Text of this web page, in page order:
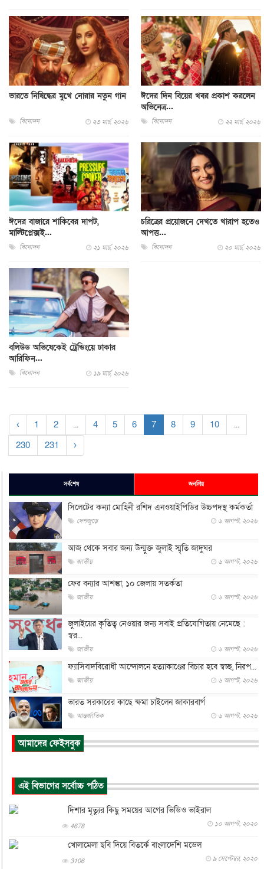
ভারতে নিষিদ্ধের মুখে নোরার নতুন গান
বিনোদন ২৩ মার্চ, ২০২৬
ঈদের দিন বিয়ের খবর প্রকাশ করলেন
অভিনেত্র...
বিনোদন ২২ মার্চ, ২০২৬
ঈদের বাজারে শাকিবের দাপট,
মাল্টিপ্লেক্সই...
বিনোদন ২১ মার্চ, ২০২৬
চরিত্রের প্রয়োজনে দেখতে খারাপ হতেও
আপত্ত...
বিনোদন ২০ মার্চ, ২০২৬
বলিউড অভিষেকেই ট্রেন্ডিংয়ে ঢাকার
আরিফিন...
বিনোদন ১৯ মার্চ, ২০২৬
‹ 1 2 ... 4 5 6 7 8 9 10
...
230
231 ›
সর্বশেষ জনপ্রিয়
সিলেটের কন্যা মোহিনী রশিদ এনওয়াইপিডির উচ্চপদস্থ কর্মকর্তা
দেশজুড়ে ৬ আগস্ট, ২০২৬
আজ থেকে সবার জন্য উন্মুক্ত জুলাই স্মৃতি জাদুঘর
জাতীয় ৬ আগস্ট, ২০২৬
ফের বন্যার আশঙ্কা, ১০ জেলায় সতর্কতা
জাতীয় ৬ আগস্ট, ২০২৬
জুলাইয়ের কৃতিত্ব নেওয়ার জন্য সবাই প্রতিযোগিতায় নেমেছে :
স্বর...
জাতীয় ৬ আগস্ট, ২০২৬
ফ্যাসিবাদবিরোধী আন্দোলনে হত্যাকাণ্ডের বিচার হবে স্বচ্ছ, নিরপ...
জাতীয় ৬ আগস্ট, ২০২৬
ভারত সরকারের কাছে ক্ষমা চাইলেন জাকারবার্গ
আন্তর্জাতিক ৬ আগস্ট, ২০২৬
আকাশে ট্রাম্পের হেলিকপ্টার ও যাত্রীবাহী বিমান মুখোমুখি, তদন্...
আন্তর্জাতিক
আন্তর্জাতিক ৬ আগস্ট, ২০২৬
যুক্তরাষ্ট্রে পারিবারিক সংঘাতে বন্দুক হামলা, নিহত ৩
আন্তর্জাতিক ৬ আগস্ট, ২০২৬
টি-টোয়েন্টি ইতিহাসের সর্বোচ্চ রানের মালিক এখন জস বাটলার
খেলাধুলা ৬ আগস্ট, ২০২৬
আমাদের ফেইসবুক
এই বিভাগের সর্বোচ্চ পঠিত
দিশার মৃত্যুর কিছু সময়ের আগের ভিডিও ভাইরাল
4678 ১০ আগস্ট, ২০২০
খোলামেলা ছবি দিয়ে বিতর্কে বাংলাদেশি মডেল
3106 ৯ সেপ্টেম্বর, ২০২০